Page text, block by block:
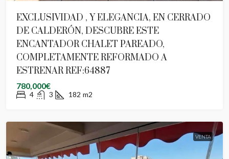
EXCLUSIVIDAD , Y ELEGANCIA, EN CERRADO
DE CALDERÓN, DESCUBRE ESTE
ENCANTADOR CHALET PAREADO,
COMPLETAMENTE REFORMADO A
ESTRENAR REF:64887
780,000€
4 3 182 m2
VENTA